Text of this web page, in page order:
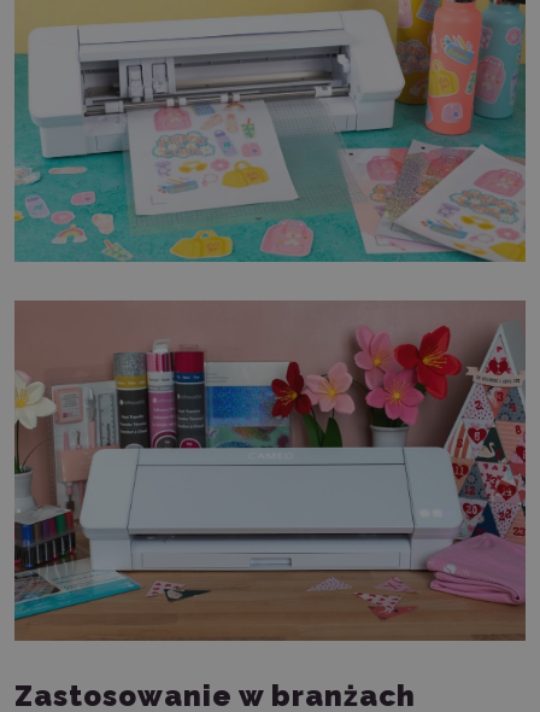
Zastosowanie w branżach